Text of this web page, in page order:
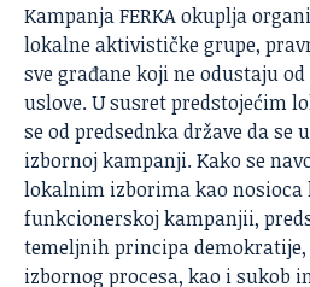
KampanjaFERKAokuplja
lokalne aktivističke grupe,
sve građane koji ne odustaju
uslove. U susret predstojećim
se od predsednka države da se
izbornoj kampanji. Kako se
lokalnim izborima kao nosioca
funkcionerskoj kampanjii,
temeljnih principa
izbornog procesa, kao i sukob